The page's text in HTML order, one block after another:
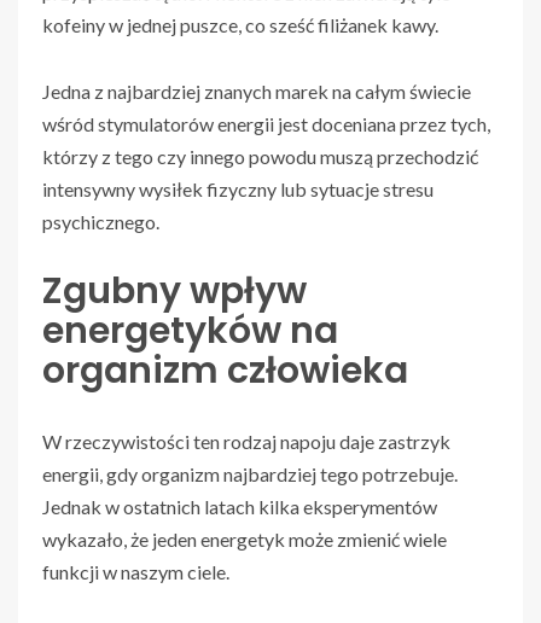
kofeiny w jednej puszce, co sześć filiżanek kawy.
Jedna z najbardziej znanych marek na całym świecie
wśród stymulatorów energii jest doceniana przez tych,
którzy z tego czy innego powodu muszą przechodzić
intensywny wysiłek fizyczny lub sytuacje stresu
psychicznego.
Zgubny wpływ
energetyków na
organizm człowieka
W rzeczywistości ten rodzaj napoju daje zastrzyk
energii, gdy organizm najbardziej tego potrzebuje.
Jednak w ostatnich latach kilka eksperymentów
wykazało, że jeden energetyk może zmienić wiele
funkcji w naszym ciele.